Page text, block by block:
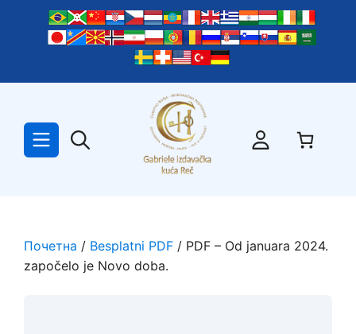
Почетна / Besplatni PDF / PDF – Od januara 2024.
započelo je Novo doba.